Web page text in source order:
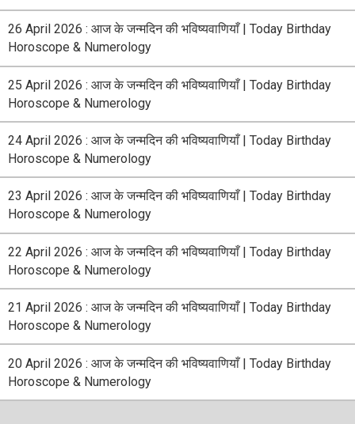
26 April 2026 : आज के जन्मदिन की भविष्यवाणियाँ | Today Birthday
Horoscope & Numerology
25 April 2026 : आज के जन्मदिन की भविष्यवाणियाँ | Today Birthday
Horoscope & Numerology
24 April 2026 : आज के जन्मदिन की भविष्यवाणियाँ | Today Birthday
Horoscope & Numerology
23 April 2026 : आज के जन्मदिन की भविष्यवाणियाँ | Today Birthday
Horoscope & Numerology
22 April 2026 : आज के जन्मदिन की भविष्यवाणियाँ | Today Birthday
Horoscope & Numerology
21 April 2026 : आज के जन्मदिन की भविष्यवाणियाँ | Today Birthday
Horoscope & Numerology
20 April 2026 : आज के जन्मदिन की भविष्यवाणियाँ | Today Birthday
Horoscope & Numerology